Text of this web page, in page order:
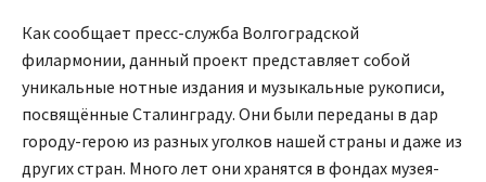
Как сообщает пресс-служба Волгоградской
филармонии, данный проект представляет собой
уникальные нотные издания и музыкальные рукописи,
посвящённые Сталинграду. Они были переданы в дар
городу-герою из разных уголков нашей страны и даже из
других стран. Много лет они хранятся в фондах музея-